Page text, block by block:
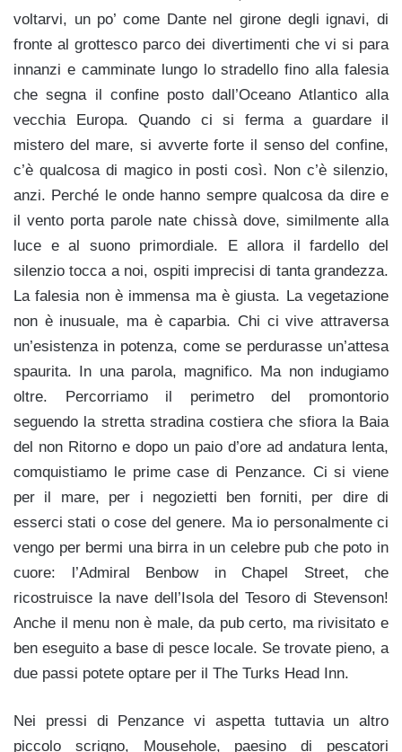
voltarvi, un po’ come Dante nel girone degli ignavi, di
fronte al grottesco parco dei divertimenti che vi si para
innanzi e camminate lungo lo stradello fino alla falesia
che segna il confine posto dall’Oceano Atlantico alla
vecchia Europa. Quando ci si ferma a guardare il
mistero del mare, si avverte forte il senso del confine,
c’è qualcosa di magico in posti così. Non c’è silenzio,
anzi. Perché le onde hanno sempre qualcosa da dire e
il vento porta parole nate chissà dove, similmente alla
luce e al suono primordiale. E allora il fardello del
silenzio tocca a noi, ospiti imprecisi di tanta grandezza.
La falesia non è immensa ma è giusta. La vegetazione
non è inusuale, ma è caparbia. Chi ci vive attraversa
un’esistenza in potenza, come se perdurasse un’attesa
spaurita. In una parola, magnifico. Ma non indugiamo
oltre. Percorriamo il perimetro del promontorio
seguendo la stretta stradina costiera che sfiora la Baia
del non Ritorno e dopo un paio d’ore ad andatura lenta,
comquistiamo le prime case di Penzance. Ci si viene
per il mare, per i negozietti ben forniti, per dire di
esserci stati o cose del genere. Ma io personalmente ci
vengo per bermi una birra in un celebre pub che poto in
cuore: l’Admiral Benbow in Chapel Street, che
ricostruisce la nave dell’Isola del Tesoro di Stevenson!
Anche il menu non è male, da pub certo, ma rivisitato e
ben eseguito a base di pesce locale. Se trovate pieno, a
due passi potete optare per il The Turks Head Inn.
Nei pressi di Penzance vi aspetta tuttavia un altro
piccolo scrigno, Mousehole, paesino di pescatori